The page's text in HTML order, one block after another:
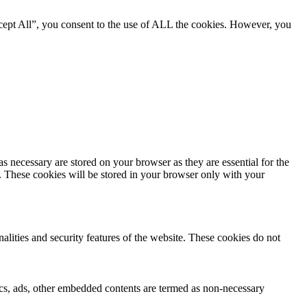
All”, you consent to the use of ALL the cookies. However, you
are stored on your browser as they are essential for the
These cookies will be stored in your browser only with your
and security features of the website. These cookies do not
other embedded contents are termed as non-necessary